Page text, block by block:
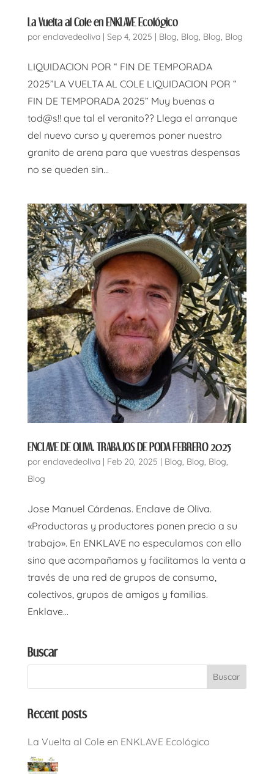
La Vuelta al Cole en ENKLAVE Ecológico
por enclavedeoliva| Sep 4, 2025 Blog, Blog, Blog, Blog
LIQUIDACION POR “ FIN DE TEMPORADA
2025”LA VUELTA AL COLE LIQUIDACION POR “
FIN DE TEMPORADA 2025” Muy buenas a
tod@s!! que tal el veranito?? Llega el arranque
del nuevo curso y queremos poner nuestro
granito de arena para que vuestras despensas
no se queden sin...
ENCLAVE DE OLIVA. TRABAJOS DE PODA FEBRERO 2025
por enclavedeoliva| Feb 20, 2025 | Blog, Blog, Blog,
Blog
Jose Manuel Cárdenas. Enclave de Oliva.
«Productoras y productores ponen precio a su
trabajo». En ENKLAVE no especulamos con ello
sino que acompañamos y facilitamos la venta a
través de una red de grupos de consumo,
colectivos, grupos de amigos y familias.
Enklave...
Buscar
Recent posts
La Vuelta al Cole en ENKLAVE Ecológico